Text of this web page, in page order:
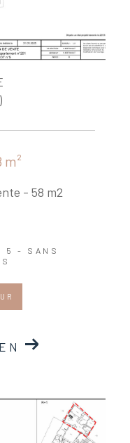
m²
- 58 m2
5 - SANS